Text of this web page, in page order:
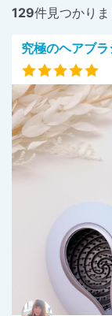
129件見つかりま
究極のヘアブラ